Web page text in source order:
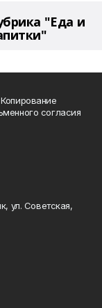
"Еда и
согласия
ул. Советская,